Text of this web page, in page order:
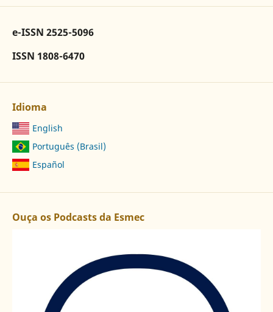
e-ISSN 2525-5096
ISSN 1808-6470
Idioma
English
Português (Brasil)
Español
Ouça os Podcasts da Esmec